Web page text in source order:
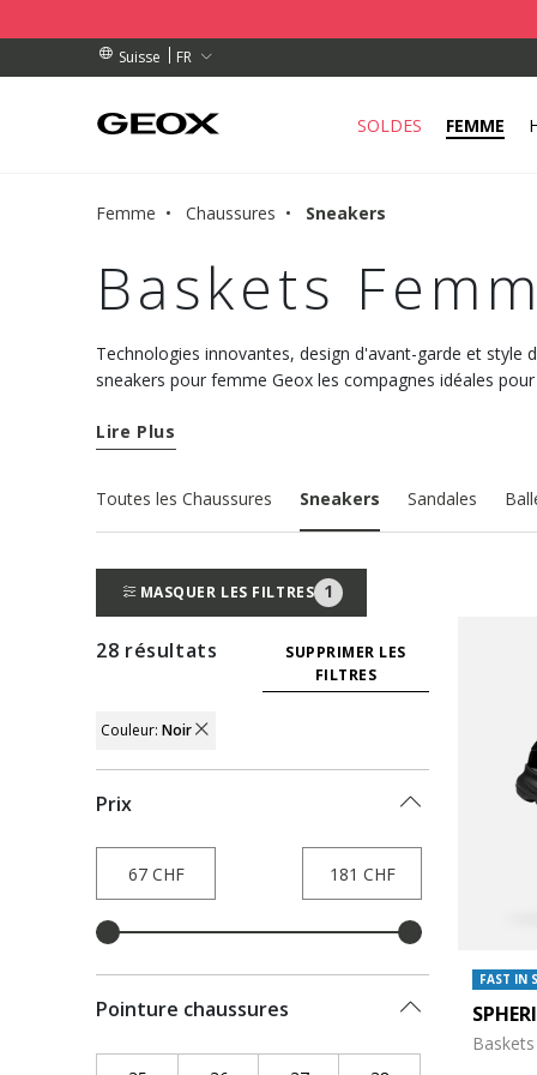
Suisse
FR
DE PLUS DE CHF 115
PROCHE DE CHEZ VOUS.
DE PLUS DE CHF 115
SOLDES FEMME
Femme Chaussures Sneakers
Baskets
Technologies innovantes, design d'avant-garde et style
sneakers pour femme Geox les compagnes idéales
bien-être à chaque pas.
Lire Plus
Toutes les Chaussures Sneakers Sandales
MASQUER LES FILTRES 1
28 résultats
SUPPRIMER LES
FILTRES
Couleur: Noir
REMOVE FILTER CURRENTLY REFINED BY
Prix
Pointure chaussures
FAST IN